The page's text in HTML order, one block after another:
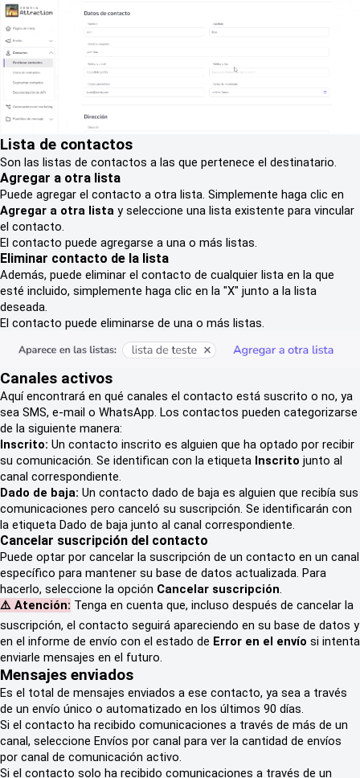
Lista de contactos
Son las listas de contactos a las que pertenece el destinatario.
Agregar a otra lista
Puede agregar el contacto a otra lista. Simplemente haga clic en
Agregar a otra lista y seleccione una lista existente para vincular
el contacto.
El contacto puede agregarse a una o más listas.
Eliminar contacto de la lista
Además, puede eliminar el contacto de cualquier lista en la que
esté incluido, simplemente haga clic en la "X" junto a la lista
deseada.
El contacto puede eliminarse de una o más listas.
Canales activos
Aquí encontrará en qué canales el contacto está suscrito o no, ya
sea SMS, e-mail o WhatsApp. Los contactos pueden categorizarse
de la siguiente manera:
Inscrito: Un contacto inscrito es alguien que ha optado por recibir
su comunicación. Se identifican con la etiqueta Inscrito junto al
canal correspondiente.
Dado de baja: Un contacto dado de baja es alguien que recibía sus
comunicaciones pero canceló su suscripción. Se identificarán con
la etiqueta Dado de baja junto al canal correspondiente.
Cancelar suscripción del contacto
Puede optar por cancelar la suscripción de un contacto en un canal
específico para mantener su base de datos actualizada. Para
hacerlo, seleccione la opción Cancelar suscripción.
⚠️ Atención: Tenga en cuenta que, incluso después de cancelar la
suscripción, el contacto seguirá apareciendo en su base de datos y
en el informe de envío con el estado de Error en el envío si intenta
enviarle mensajes en el futuro.
Mensajes enviados
Es el total de mensajes enviados a ese contacto, ya sea a través
de un envío único o automatizado en los últimos 90 días.
Si el contacto ha recibido comunicaciones a través de más de un
canal, seleccione Envíos por canal para ver la cantidad de envíos
por canal de comunicación activo.
Si el contacto solo ha recibido comunicaciones a través de un